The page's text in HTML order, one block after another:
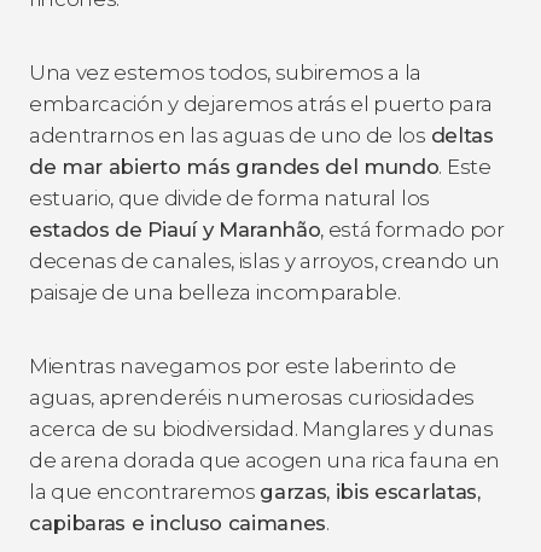
Una vez estemos todos, subiremos a la
embarcación y dejaremos atrás el puerto para
adentrarnos en las aguas de uno de los deltas
de mar abierto más grandes del mundo. Este
estuario, que divide de forma natural los
estados de Piauí y Maranhão, está formado por
decenas de canales, islas y arroyos, creando un
paisaje de una belleza incomparable.
Mientras navegamos por este laberinto de
aguas, aprenderéis numerosas curiosidades
acerca de su biodiversidad. Manglares y dunas
de arena dorada que acogen una rica fauna en
la que encontraremos garzas, ibis escarlatas,
capibaras e incluso caimanes.